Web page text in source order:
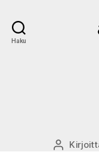
Haku
Kirjoittaja